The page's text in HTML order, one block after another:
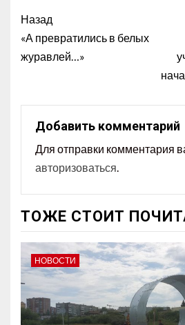
Назад
«А превратились в белых
журавлей…»
Добавить комментарий
Для отправки комментария
авторизоваться
ТОЖЕ СТОИТ
НОВОСТИ